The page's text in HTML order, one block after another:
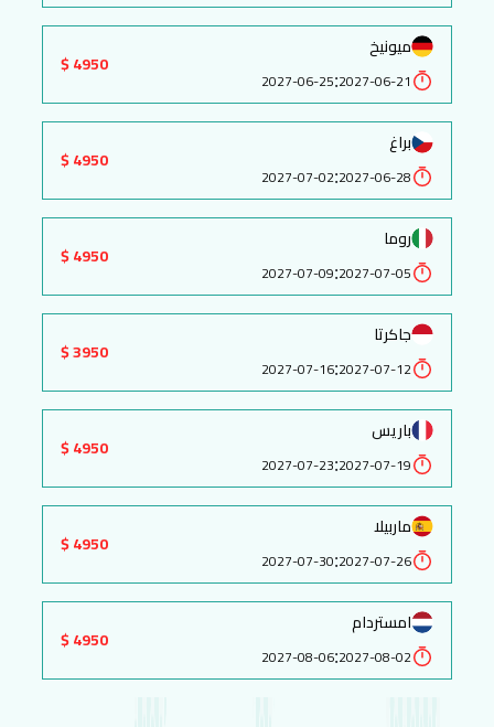
ميونيخ
2027-06-21
:
2027-06-25
4950 $
براغ
2027-06-28
:
2027-07-02
4950 $
روما
2027-07-05
:
2027-07-09
4950 $
جاكرتا
2027-07-12
:
2027-07-16
3950 $
باريس
2027-07-19
:
2027-07-23
4950 $
ماربيلا
2027-07-26
:
2027-07-30
4950 $
امستردام
2027-08-02
:
2027-08-06
4950 $